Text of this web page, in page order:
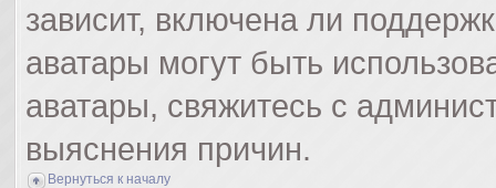
зависит, включена ли
аватары могут быть
аватары, свяжитесь с
выяснения причин.
Вернуться к началу